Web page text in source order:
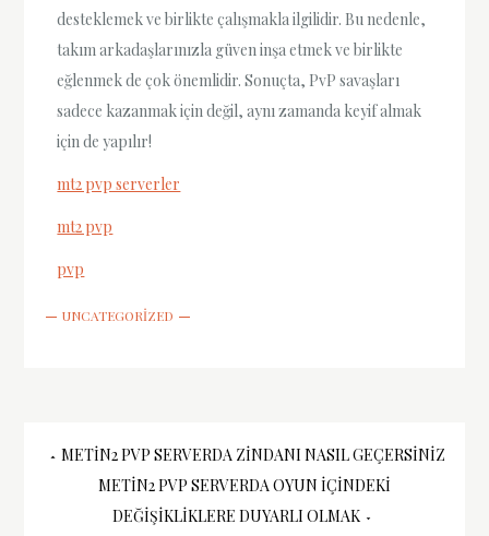
desteklemek ve birlikte çalışmakla ilgilidir. Bu nedenle,
takım arkadaşlarınızla güven inşa etmek ve birlikte
eğlenmek de çok önemlidir. Sonuçta, PvP savaşları
sadece kazanmak için değil, aynı zamanda keyif almak
için de yapılır!
mt2 pvp serverler
mt2 pvp
pvp
UNCATEGORIZED
Yazı
METIN2 PVP SERVERDA ZINDANI NASIL GEÇERSINIZ
METIN2 PVP SERVERDA OYUN İÇINDEKI
DEĞIŞIKLIKLERE DUYARLI OLMAK